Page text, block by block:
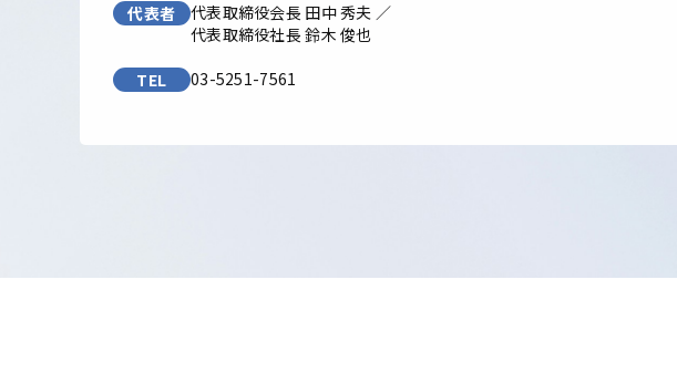
代表者
代表取締役会長 田中 秀夫 ／
代表取締役社長 鈴木 俊也
TEL 03-5251-7561